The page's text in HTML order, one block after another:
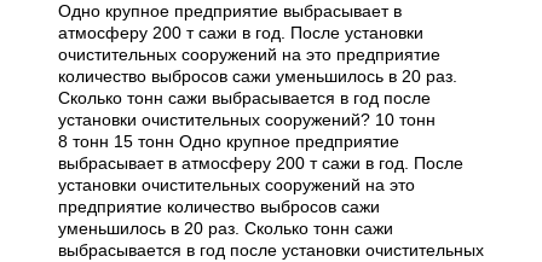
Одно крупное предприятие выбрасывает в
атмосферу 200 т сажи в год. После установки
очистительных сооружений на это предприятие
количество выбросов сажи уменьшилось в 20 раз.
Сколько тонн сажи выбрасывается в год после
установки очистительных сооружений? 10 тонн
8 тонн 15 тонн Одно крупное предприятие
выбрасывает в атмосферу 200 т сажи в год. После
установки очистительных сооружений на это
предприятие количество выбросов сажи
уменьшилось в 20 раз. Сколько тонн сажи
выбрасывается в год после установки очистительных